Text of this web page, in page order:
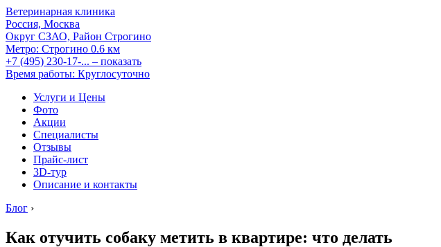
Ветеринарная клиника
Россия, Москва
Округ СЗАО, Район Строгино
Метро: Строгино 0.6 км
+7 (495) 230-17-... – показать
Время работы: Круглосуточно
Услуги и Цены
Фото
Акции
Специалисты
Отзывы
Прайс-лист
3D-тур
Описание и контакты
Блог ›
Как отучить собаку метить в квартире: что делать